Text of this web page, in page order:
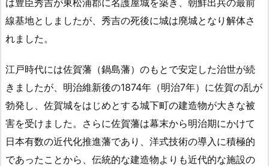
は豊臣秀吉が東松浦郡に名護屋城を築き、朝鮮出兵の最前
線基地としましたが、秀吉の死後に城は廃城となり解体さ
れました。
江戸時代には佐賀藩（鍋島藩）のもとで安定した治世が続
きましたが、明治維新後の1874年（明治7年）に佐賀の乱が
勃発し、佐賀城をはじめとする城下町の建造物が大きな被
害を受けました。さらに佐賀藩は幕末から明治期にかけて
日本有数の近代化推進藩であり、洋式技術の導入に積極的
であったことから、伝統的な建造物よりも近代的な施設の